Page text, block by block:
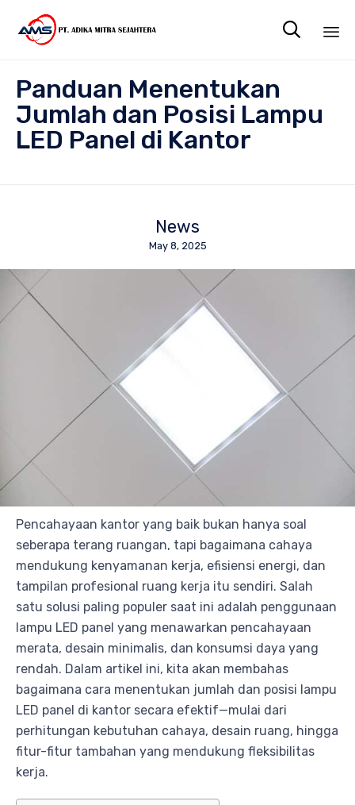

Panduan Menentukan
Jumlah dan Posisi Lampu
LED Panel di Kantor
News
May 8, 2025
Pencahayaan kantor yang baik bukan hanya soal
seberapa terang ruangan, tapi bagaimana cahaya
mendukung kenyamanan kerja, efisiensi energi, dan
tampilan profesional ruang kerja itu sendiri. Salah
satu solusi paling populer saat ini adalah penggunaan
lampu LED panel yang menawarkan pencahayaan
merata, desain minimalis, dan konsumsi daya yang
rendah. Dalam artikel ini, kita akan membahas
bagaimana cara menentukan jumlah dan posisi lampu
LED panel di kantor secara efektif—mulai dari
perhitungan kebutuhan cahaya, desain ruang, hingga
fitur-fitur tambahan yang mendukung fleksibilitas
kerja.